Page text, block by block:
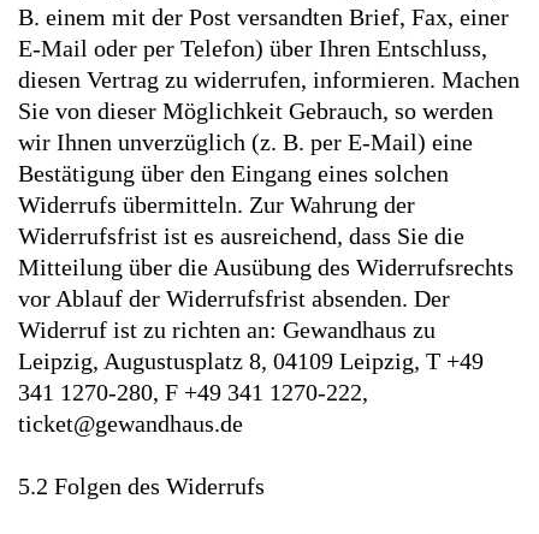
B. einem mit der Post versandten Brief, Fax, einer
E-Mail oder per Telefon) über Ihren Entschluss,
diesen Vertrag zu widerrufen, informieren. Machen
Sie von dieser Möglichkeit Gebrauch, so werden
wir Ihnen unverzüglich (z. B. per E-Mail) eine
Bestätigung über den Eingang eines solchen
Widerrufs übermitteln. Zur Wahrung der
Widerrufsfrist ist es ausreichend, dass Sie die
Mitteilung über die Ausübung des Widerrufsrechts
vor Ablauf der Widerrufsfrist absenden. Der
Widerruf ist zu richten an: Gewandhaus zu
Leipzig, Augustusplatz 8, 04109 Leipzig, T +49
341 1270-280, F +49 341 1270-222,
ticket@gewandhaus.de
5.2 Folgen des Widerrufs